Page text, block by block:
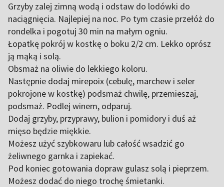
Grzyby zalej zimną wodą i odstaw do lodówki do
naciągnięcia. Najlepiej na noc. Po tym czasie przełóż do
rondelka i pogotuj 30 min na małym ogniu.
Łopatkę pokrój w kostkę o boku 2/2 cm. Lekko oprósz
ją mąką i solą.
Obsmaż na oliwie do lekkiego koloru.
Następnie dodaj mirepoix (cebulę, marchew i seler
pokrojone w kostkę) podsmaż chwilę, przemieszaj,
podsmaż. Podlej winem, odparuj.
Dodaj grzyby, przyprawy, bulion i pomidory i duś aż
mięso będzie miękkie.
Możesz użyć szybkowaru lub całość wsadzić go
żeliwnego garnka i zapiekać.
Pod koniec gotowania dopraw gulasz solą i pieprzem.
Możesz dodać do niego trochę śmietanki.